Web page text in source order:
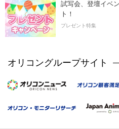
試写会、登壇イベ
ト！
プレゼント特集
オリコングループサイト